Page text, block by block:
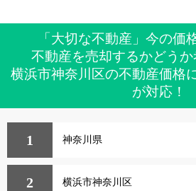
「大切な不動産」今の価
不動産を売却するかどうか
横浜市神奈川区の不動産価格
が対応！
1
2